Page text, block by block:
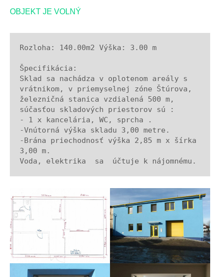
OBJEKT JE VOLNÝ
Rozloha : 140.00m2 Výška : 3.00 m
Špecifikácia :
Sklad sa nachádza v oplotenom areály s
vrátnikom, v priemyselnej zóne Štúrova,
železničná stanica vzdialená 500 m,
súčasťou skladových priestorov sú :
- 1 x kancelária, WC, sprcha .
-Vnútorná výška skladu 3,00 metre.
-Brána priechodnosť výška 2,85 m x šírka
3,00 m.
Voda, elektrika  sa  účtuje k nájomnému.